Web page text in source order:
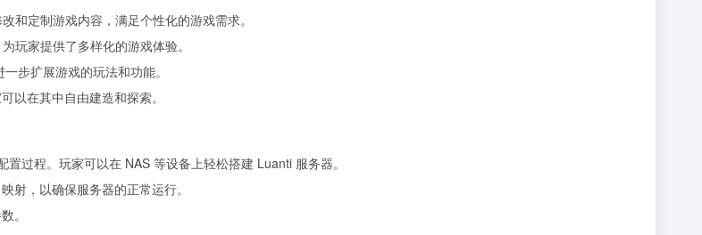
和定制游戏内容，满足个性化的游戏需求。
玩家提供了多样化的游戏体验。
步扩展游戏的玩法和功能。
以在其中自由建造和探索。
过程。玩家可以在 NAS 等设备上轻松搭建 Luanti 服务器。
射，以确保服务器的正常运行。
。